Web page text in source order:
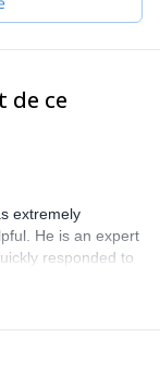
de ce
extremely
He is an expert
responded to
information.